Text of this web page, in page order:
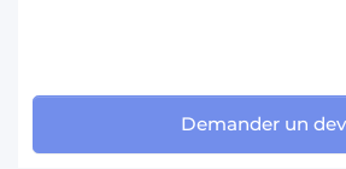
Demander un